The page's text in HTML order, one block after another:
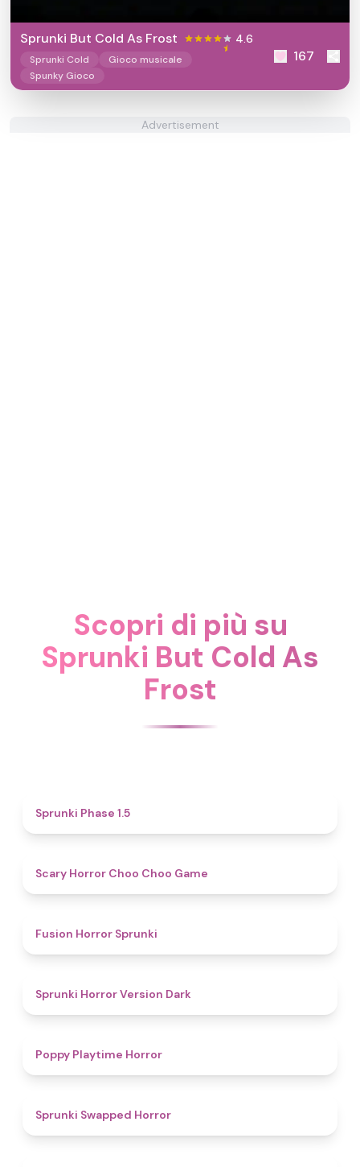
Sprunki But Cold As Frost 4.6
Sprunki Cold
Gioco musicale
Spunky Gioco
167
Advertisement
Scopri di più su
Sprunki But Cold As
Frost
Sprunki Phase 1.5
Scary Horror Choo Choo Game
Fusion Horror Sprunki
Sprunki Horror Version Dark
Poppy Playtime Horror
Sprunki Swapped Horror